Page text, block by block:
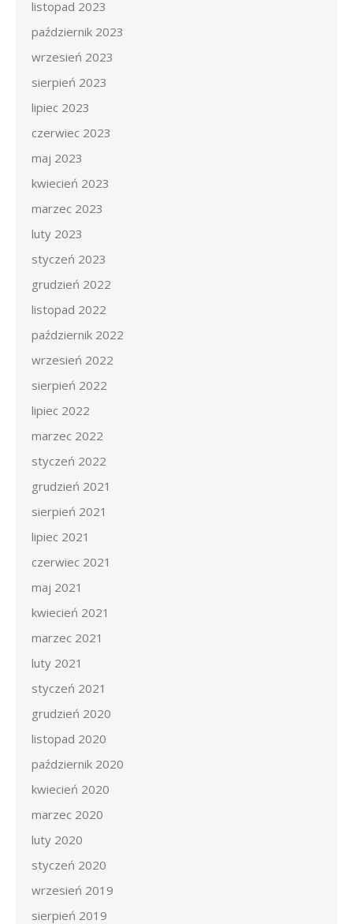
listopad 2023
październik 2023
wrzesień 2023
sierpień 2023
lipiec 2023
czerwiec 2023
maj 2023
kwiecień 2023
marzec 2023
luty 2023
styczeń 2023
grudzień 2022
listopad 2022
październik 2022
wrzesień 2022
sierpień 2022
lipiec 2022
marzec 2022
styczeń 2022
grudzień 2021
sierpień 2021
lipiec 2021
czerwiec 2021
maj 2021
kwiecień 2021
marzec 2021
luty 2021
styczeń 2021
grudzień 2020
listopad 2020
październik 2020
kwiecień 2020
marzec 2020
luty 2020
styczeń 2020
wrzesień 2019
sierpień 2019